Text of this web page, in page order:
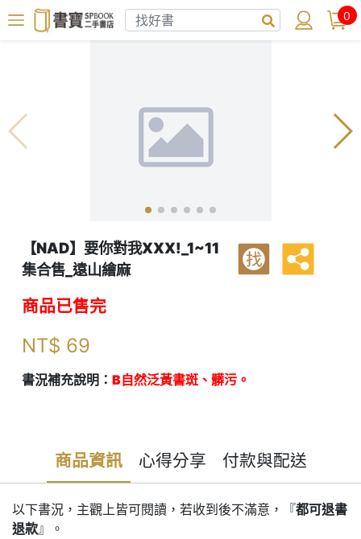
0
【NAD】要你對我XXX!_1~11
集合售_遠山繪麻
找
商品已售完
NT$ 69
書況補充說明： B自然泛黃書斑、髒污。
商品資訊 心得分享 付款與配送
以下書況，主觀上皆可閱讀，若收到後不滿意，『都可退書
退款』。